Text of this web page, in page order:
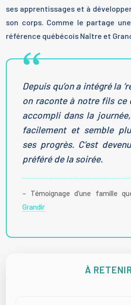
ses apprentissages et à
son corps. Comme le partage
référence québécois Naître et
Depuis qu’on a intégré la
on raconte à notre fils ce
accompli dans la
facilement et semble
ses progrès. C’est
préféré de la soirée.
– Témoignage d’une famille
Grandir
À